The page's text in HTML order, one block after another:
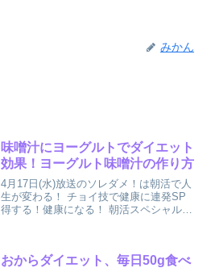
みかん
味噌汁にヨーグルトでダイエット
効果！ヨーグルト味噌汁の作り方
4月17日(水)放送のソレダメ！は朝活で人
生が変わる！ チョイ技で健康に連発SP
得する！健康になる！ 朝活スペシャルお
すね。作り方...
おからダイエット、毎日50g食べ